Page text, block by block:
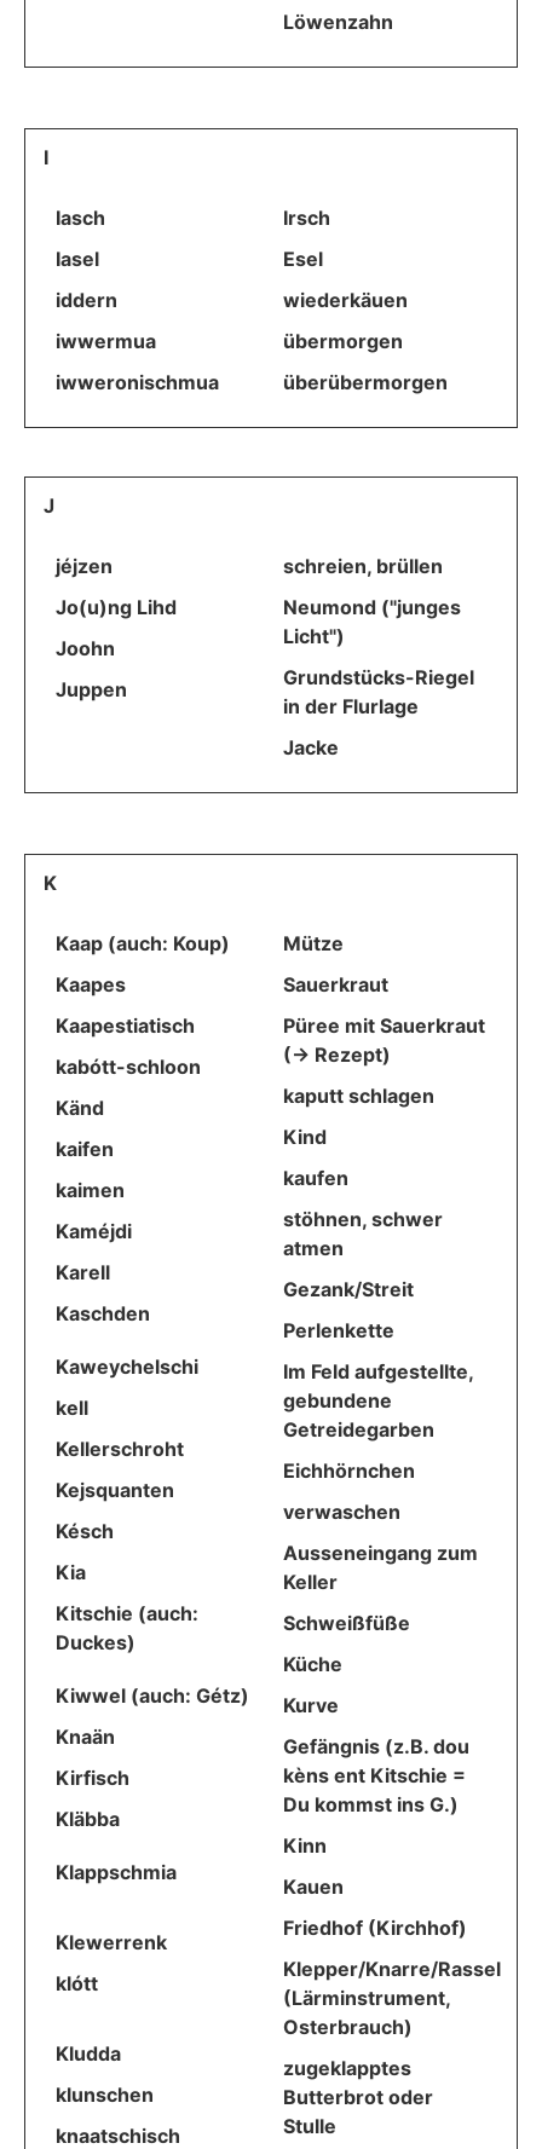
Löwenzahn
I
Iasch
Iasel
iddern
iwwermua
iwweronischmua
Irsch
Esel
wiederkäuen
übermorgen
überübermorgen
J
jéjzen
Jo(u)ng Lihd
Joohn
Juppen
schreien, brüllen
Neumond ("junges
Licht")
Grundstücks-Riegel
in der Flurlage
Jacke
K
Kaap (auch: Koup)
Kaapes
Kaapestiatisch
kabótt-schloon
Känd
kaifen
kaimen
Kaméjdi
Karell
Kaschden
Kaweychelschi
kell
Kellerschroht
Kejsquanten
Késch
Kia
Kitschie (auch:
Duckes)
Kiwwel (auch: Gétz)
Knaän
Kirfisch
Kläbba
Klappschmia
Klewerrenk
klótt
Kludda
klunschen
knaatschisch
Mütze
Sauerkraut
Püree mit Sauerkraut
(-> Rezept)
kaputt schlagen
Kind
kaufen
stöhnen, schwer
atmen
Gezank/Streit
Perlenkette
Im Feld aufgestellte,
gebundene
Getreidegarben
Eichhörnchen
verwaschen
Ausseneingang zum
Keller
Schweißfüße
Küche
Kurve
Gefängnis (z.B. dou
kèns ent Kitschie =
Du kommst ins G.)
Kinn
Kauen
Friedhof (Kirchhof)
Klepper/Knarre/Rassel
(Lärminstrument,
Osterbrauch)
zugeklapptes
Butterbrot oder
Stulle